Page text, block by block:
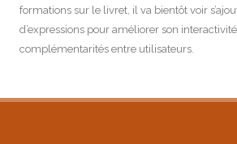
formations sur le livret, il va bientôt voir
d’expressions pour améliorer son
complémentarités entre utilisateurs.